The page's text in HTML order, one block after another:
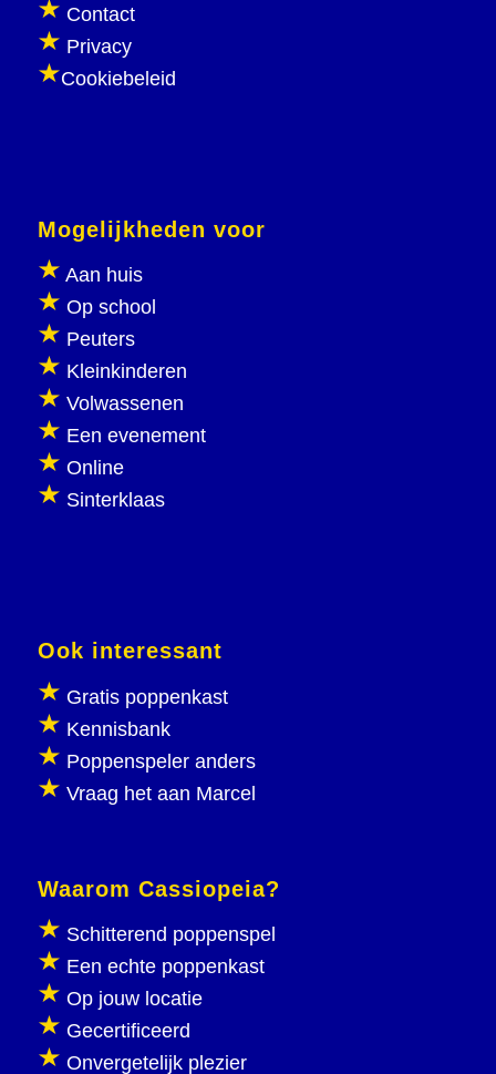
Contact
Privacy
Cookiebeleid
Mogelijkheden voor
Aan huis
Op school
Peuters
Kleinkinderen
Volwassenen
Een evenement
Online
Sinterklaas
Ook interessant
Gratis poppenkast
Kennisbank
Poppenspeler anders
Vraag het aan Marcel
Waarom Cassiopeia?
Schitterend poppenspel
Een echte poppenkast
Op jouw locatie
Gecertificeerd
Onvergetelijk plezier